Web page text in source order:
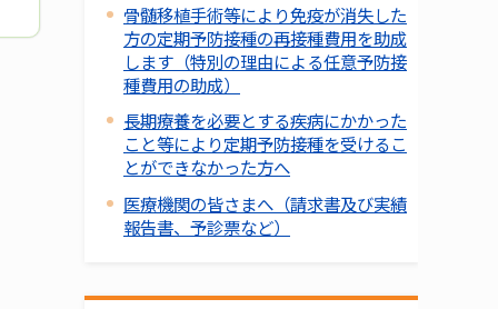
骨髄移植手術等により免疫が消失した
方の定期予防接種の再接種費用を助成
します（特別の理由による任意予防接
種費用の助成）
長期療養を必要とする疾病にかかった
こと等により定期予防接種を受けるこ
とができなかった方へ
医療機関の皆さまへ（請求書及び実績
報告書、予診票など）